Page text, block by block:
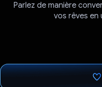
Parlez de manière
vos rêves en